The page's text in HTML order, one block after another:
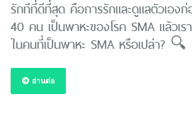
รักทีที่ดีที่สุด คือการรักและดูแลตัวเอ
40 คน เป็นพาหะของโรค SMA แล้วเร
ในคนที่เป็นพาหะ SMA หรือเปล่า? 🔍
อ่านต่อ